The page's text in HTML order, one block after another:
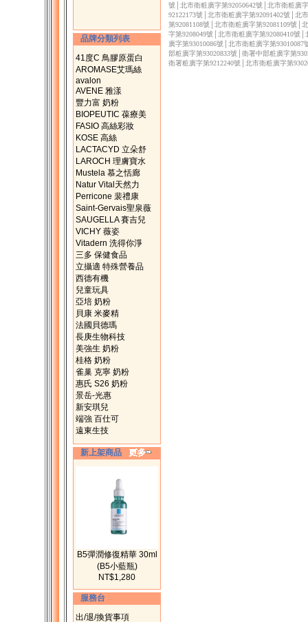
品牌分類列表
41度C 鳥膠原蛋白
AROMASE艾瑪絲
avalon
AVENE 雅漾
豐力富 奶粉
BIOPEUTIC 葆療美
FASIO 高絲彩妝
KOSE 高絲
LACTACYD 立朵舒
LAROCH 理膚寶水
Mustela 慕之恬廊
Natur Vital天然力
Perricone 裴禮康
Saint-Gervais聖泉薇
SAUGELLA 賽吉兒
VICHY 薇姿
Vitadern 洗得你淨
三多 保健食品
立攝適 特殊營養品
西德有機
兒童玩具
亞培 奶粉
貝康 米麥精
法國貝德瑪
長庚生物科技
美強生 奶粉
桂格 奶粉
雀巢 克寧 奶粉
惠氏 S26 奶粉
景岳-光惠
新安琪兒
端強 百仕可
遠東生技
新上架商品
B5彈潤修復精華 30ml
(B5小藍瓶)
NT$1,280
服務台
出/退/換貨事項
號│北市衛粧廣字第92050642號│北市衛粧廣
92122173號│北市衛粧廣字第92091402號│北
第92081108號│北市衛粧廣字第92081109號│
字第9208049號│北市衛粧廣字第92080410號
廣字第93010086號│北市衛粧廣字第
部粧廣字第93020833號│衛署中部粧廣字第
衛署粧廣字第9212240號│北市衛粧廣字第